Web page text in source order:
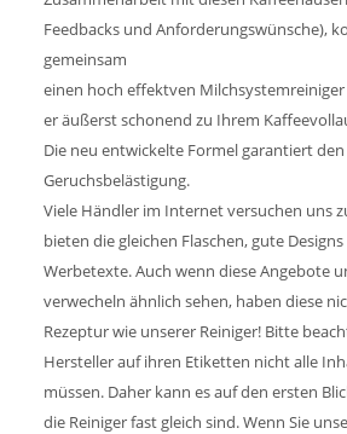
Feedbacks und Anforderungswünsche),
gemeinsam
einen hoch effektven
er äußerst schonend zu Ihrem
Die neu entwickelte Formel garantiert
Geruchsbelästigung.
Viele Händler im Internet versuchen uns
bieten die gleichen Flaschen, gute
Werbetexte. Auch wenn diese Angebote
verwecheln ähnlich sehen, haben diese
Rezeptur wie unserer Reiniger! Bitte
Hersteller auf ihren Etiketten nicht alle
müssen. Daher kann es auf den ersten
die Reiniger fast gleich sind. Wenn Sie